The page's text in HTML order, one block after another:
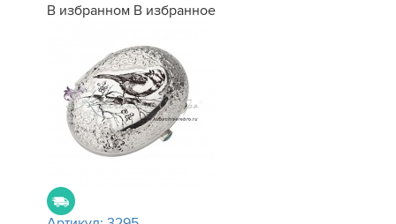
В избранном В избранное